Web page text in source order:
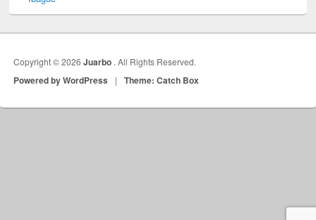
Copyright © 2026Juarbo . All Rights Reserved.
Powered by WordPress | Theme: Catch Box